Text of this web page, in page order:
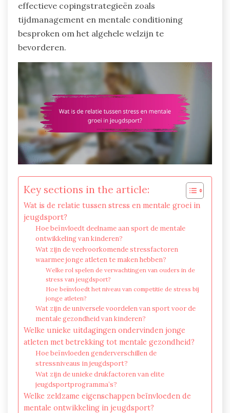
effectieve copingstrategieën zoals
tijdmanagement en mentale conditioning
besproken om het algehele welzijn te
bevorderen.
Key sections in the article:
Wat is de relatie tussen stress en mentale groei in
jeugdsport?
Hoe beïnvloedt deelname aan sport de mentale
ontwikkeling van kinderen?
Wat zijn de veelvoorkomende stressfactoren
waarmee jonge atleten te maken hebben?
Welke rol spelen de verwachtingen van ouders in de
stress van jeugdsport?
Hoe beïnvloedt het niveau van competitie de stress bij
jonge atleten?
Wat zijn de universele voordelen van sport voor de
mentale gezondheid van kinderen?
Welke unieke uitdagingen ondervinden jonge
atleten met betrekking tot mentale gezondheid?
Hoe beïnvloeden genderverschillen de
stressniveaus in jeugdsport?
Wat zijn de unieke drukfactoren van elite
jeugdsportprogramma’s?
Welke zeldzame eigenschappen beïnvloeden de
mentale ontwikkeling in jeugdsport?